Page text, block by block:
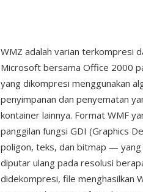
WMZ adalah varian terkompresi
Microsoft bersama Office 2000
yang dikompresi menggunakan
penyimpanan dan penyematan
kontainer lainnya. Format WMF
panggilan fungsi GDI (Graphics
poligon, teks, dan bitmap —
diputar ulang pada resolusi
didekompresi, file menghasilkan